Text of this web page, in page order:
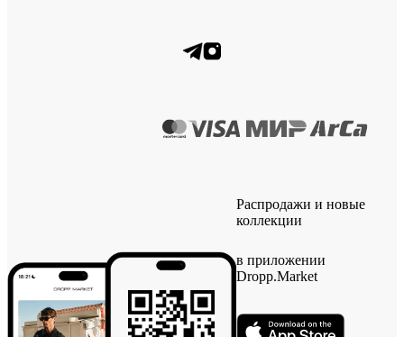
Распродажи и новые
коллекции
в приложении
Dropp.Market